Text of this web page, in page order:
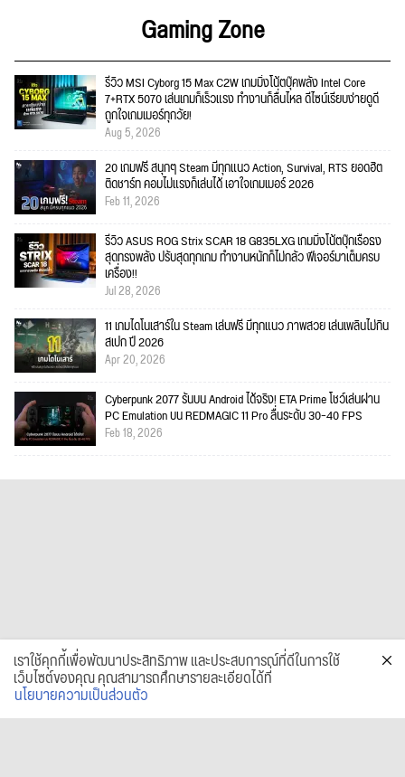
Gaming Zone
รีวิว MSI Cyborg 15 Max C2W เกมมิ่งโน้ตบุ๊คพลัง Intel Core
7+RTX 5070 เล่นเกมก็เร็วแรง ทำงานก็ลื่นไหล ดีไซน์เรียบง่ายดูดี
ถูกใจเกมเมอร์ทุกวัย!
Aug 5, 2026
20 เกมฟรี สนุกๆ Steam มีทุกแนว Action, Survival, RTS ยอดฮิต
ติดชาร์ท คอมไม่แรงก็เล่นได้ เอาใจเกมเมอร์ 2026
Feb 11, 2026
รีวิว ASUS ROG Strix SCAR 18 G835LXG เกมมิ่งโน้ตบุ๊กเรือธง
สุดทรงพลัง ปรับสุดทุกเกม ทำงานหนักก็ไม่กลัว ฟีเจอร์มาเต็มครบ
เครื่อง!!
Jul 28, 2026
11 เกมไดโนเสาร์ใน Steam เล่นฟรี มีทุกแนว ภาพสวย เล่นเพลินไม่กิน
สเปก ปี 2026
Apr 20, 2026
Cyberpunk 2077 รันบน Android ได้จริง! ETA Prime โชว์เล่นผ่าน
PC Emulation บน REDMAGIC 11 Pro ลื่นระดับ 30–40 FPS
Feb 18, 2026
เราใช้คุกกี้เพื่อพัฒนาประสิทธิภาพ และประสบการณ์ที่ดีในการใช้
เว็บไซต์ของคุณ คุณสามารถศึกษารายละเอียดได้ที่
นโยบายความเป็นส่วนตัว